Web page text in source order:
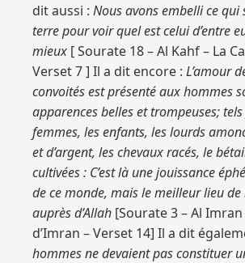
dit aussi : Nous avons embelli ce qui
terre pour voir quel est celui d’entre
mieux [ Sourate 18 – Al Kahf – La
Verset 7 ] Il a dit encore : L’amour
convoités est présenté aux hommes
apparences belles et trompeuses;
femmes, les enfants, les lourds
et d’argent, les chevaux racés, le
cultivées : C’est là une jouissance
de ce monde, mais le meilleur lieu
auprès d’Allah [Sourate 3 – Al
d’Imran – Verset 14] Il a dit
hommes ne devaient pas constituer